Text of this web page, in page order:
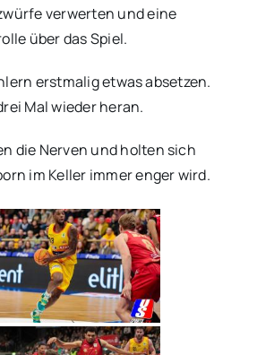
verwerten und eine
über das Spiel.
erstmalig etwas absetzen.
Mal wieder heran.
die Nerven und holten sich
im Keller immer enger wird.